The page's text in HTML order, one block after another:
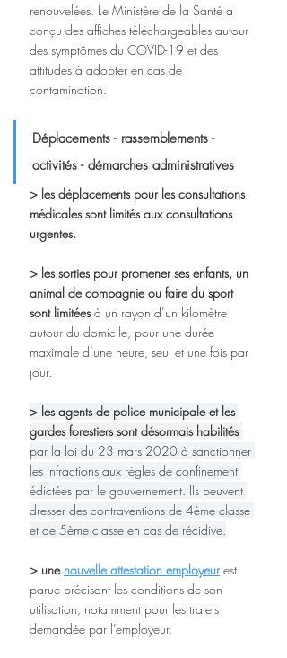
renouvelées. Le Ministère de la Santé a
conçu des affiches téléchargeables autour
des symptômes du COVID-19 et des
attitudes à adopter en cas de
contamination.
Déplacements - rassemblements -
activités - démarches administratives
> les déplacements pour les consultations
médicales sont limités aux consultations
urgentes.
> les sorties pour promener ses enfants, un
animal de compagnie ou faire du sport
sont limitées à un rayon d’un kilomètre
autour du domicile, pour une durée
maximale d’une heure, seul et une fois par
jour.
> les agents de police municipale et les
gardes forestiers sont désormais habilités
par la loi du 23 mars 2020 à sanctionner
les infractions aux règles de confinement
édictées par le gouvernement. Ils peuvent
dresser des contraventions de 4ème classe
et de 5ème classe en cas de récidive.
> une nouvelle attestation employeur est
parue précisant les conditions de son
utilisation, notamment pour les trajets
demandée par l’employeur.